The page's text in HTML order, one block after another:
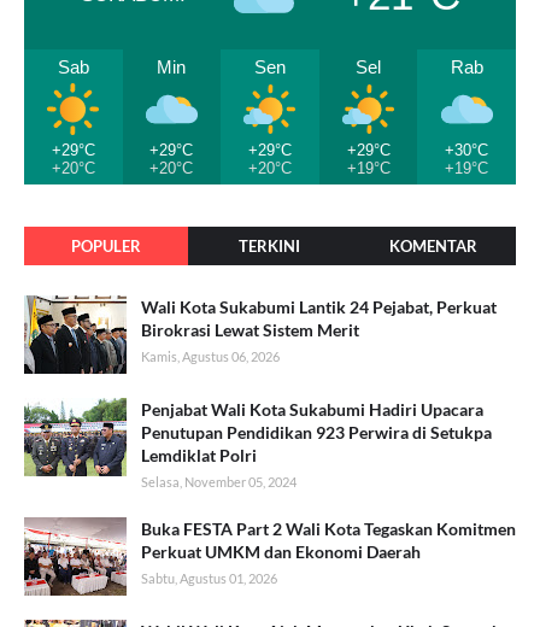
Sab
+29°C
+20°C
Min
+29°C
+20°C
Sen
+29°C
+20°C
Sel
+29°C
+19°C
Rab
+30°C
+19°C
POPULER TERKINI KOMENTAR
Wali Kota Sukabumi Lantik 24 Pejabat, Perkuat
Birokrasi Lewat Sistem Merit
Kamis, Agustus 06, 2026
Penjabat Wali Kota Sukabumi Hadiri Upacara
Penutupan Pendidikan 923 Perwira di Setukpa
Lemdiklat Polri
Selasa, November 05, 2024
Buka FESTA Part 2 Wali Kota Tegaskan Komitmen
Perkuat UMKM dan Ekonomi Daerah
Sabtu, Agustus 01, 2026